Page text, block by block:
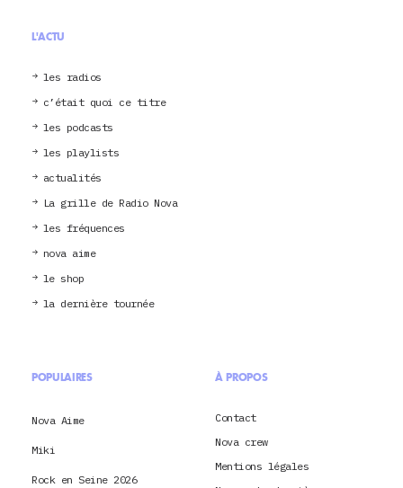
L'ACTU
les radios
c’était quoi ce titre
les podcasts
les playlists
actualités
La grille de Radio Nova
les fréquences
nova aime
le shop
la dernière tournée
POPULAIRES
Nova Aime
Miki
Rock en Seine 2026
À PROPOS
Contact
Nova crew
Mentions légales